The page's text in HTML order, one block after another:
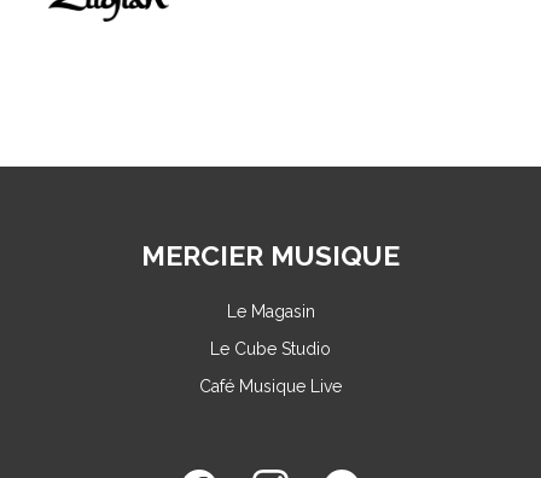
MERCIER MUSIQUE
Le Magasin
Le Cube Studio
Café Musique Live